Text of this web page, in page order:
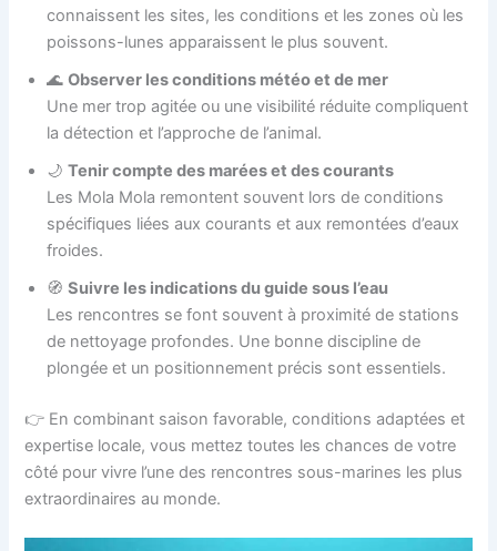
connaissent les sites, les conditions et les zones où les
poissons-lunes apparaissent le plus souvent.
🌊Observer les conditions météo et de mer
Une mer trop agitée ou une visibilité réduite compliquent
la détection et l’approche de l’animal.
🌙Tenir compte des marées et des courants
Les Mola Mola remontent souvent lors de conditions
spécifiques liées aux courants et aux remontées d’eaux
froides.
🧭Suivre les indications du guide sous l’eau
Les rencontres se font souvent à proximité de stations
de nettoyage profondes. Une bonne discipline de
plongée et un positionnement précis sont essentiels.
👉 En combinant saison favorable, conditions adaptées et
expertise locale, vous mettez toutes les chances de votre
côté pour vivre l’une des rencontres sous-marines les plus
extraordinaires au monde.